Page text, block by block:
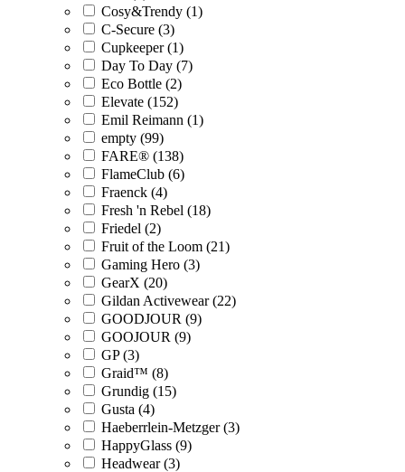
Cosy&Trendy (1)
C-Secure (3)
Cupkeeper (1)
Day To Day (7)
Eco Bottle (2)
Elevate (152)
Emil Reimann (1)
empty (99)
FARE® (138)
FlameClub (6)
Fraenck (4)
Fresh 'n Rebel (18)
Friedel (2)
Fruit of the Loom (21)
Gaming Hero (3)
GearX (20)
Gildan Activewear (22)
GOODJOUR (9)
GOOJOUR (9)
GP (3)
Graid™ (8)
Grundig (15)
Gusta (4)
Haeberrlein-Metzger (3)
HappyGlass (9)
Headwear (3)